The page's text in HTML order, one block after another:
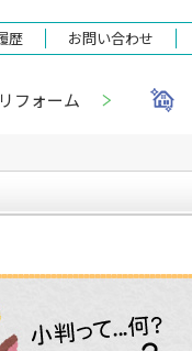
歴 お問い合わせ
リフォーム